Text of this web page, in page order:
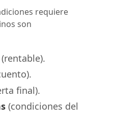
requiere
son
(rentable).
final).
(condiciones del